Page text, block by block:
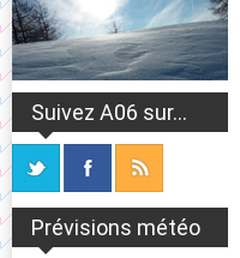
Suivez A06 sur...
Prévisions météo